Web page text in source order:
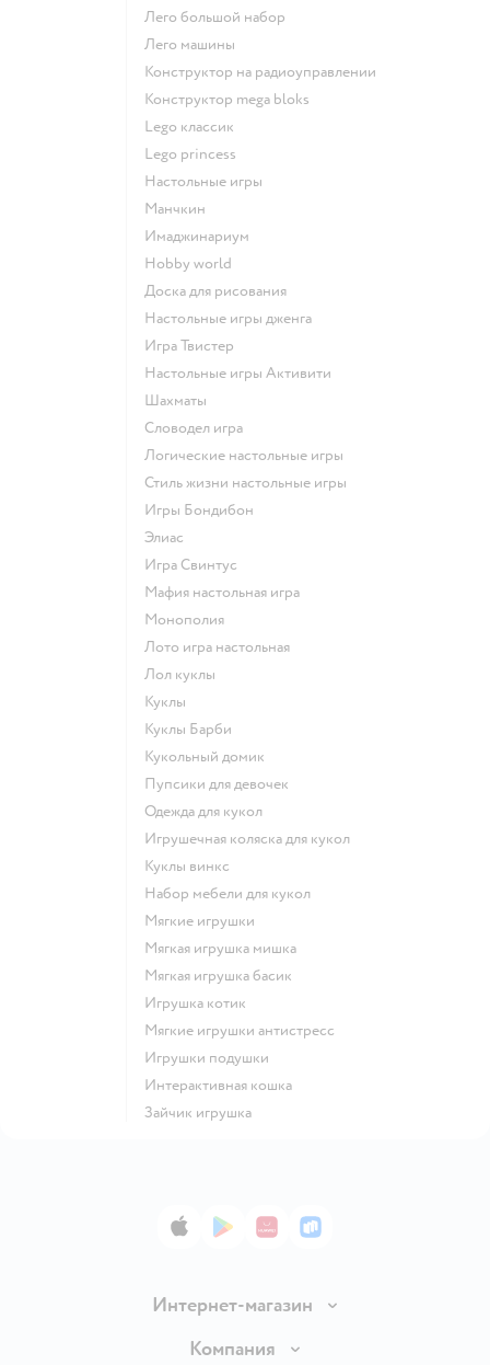
Лего большой набор
Лего машины
Конструктор на радиоуправлении
Конструктор mega bloks
Lego классик
Lego princess
Настольные игры
Манчкин
Имаджинариум
Hobby world
Доска для рисования
Настольные игры дженга
Игра Твистер
Настольные игры Активити
Шахматы
Словодел игра
Логические настольные игры
Стиль жизни настольные игры
Игры Бондибон
Элиас
Игра Свинтус
Мафия настольная игра
Монополия
Лото игра настольная
Лол куклы
Куклы
Куклы Барби
Кукольный домик
Пупсики для девочек
Одежда для кукол
Игрушечная коляска для кукол
Куклы винкс
Набор мебели для кукол
Мягкие игрушки
Мягкая игрушка мишка
Мягкая игрушка басик
Игрушка котик
Мягкие игрушки антистресс
Игрушки подушки
Интерактивная кошка
Зайчик игрушка
App StoreGoogle Play
AppGallery
RuStore
Интернет-магазин
Доставка и оплата
Компания